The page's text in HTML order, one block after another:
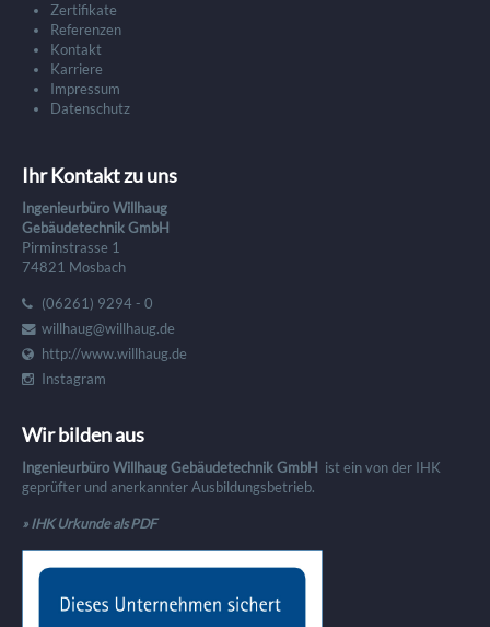
Zertifikate
Referenzen
Kontakt
Karriere
Impressum
Datenschutz
Ihr Kontakt zu uns
Ingenieurbüro Willhaug
Gebäudetechnik GmbH
Pirminstrasse 1
74821 Mosbach
(06261) 9294 - 0
willhaug@willhaug.de
http://www.willhaug.de
Instagram
Wir bilden aus
Ingenieurbüro Willhaug Gebäudetechnik GmbH ist ein von der IHK
geprüfter und anerkannter Ausbildungsbetrieb.
» IHK Urkunde als PDF